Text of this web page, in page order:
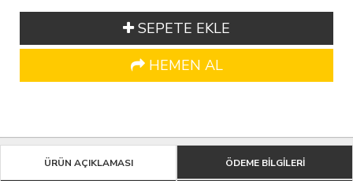
SEPETE EKLE
HEMEN AL
ÜRÜN AÇIKLAMASI ÖDEME BİLGİLERİ